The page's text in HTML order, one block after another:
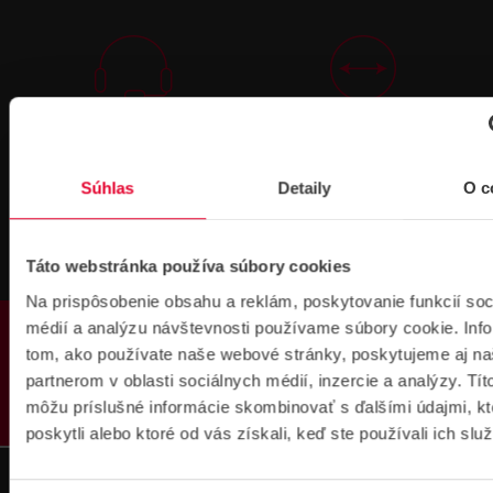
Súhlas Detaily O
Táto webstránka používa súbory cookies
Na prispôsobenie obsahu a reklám, poskytovanie funkcií
médií a analýzu návštevnosti používame súbory cookie.
tom, ako používate naše webové stránky, poskytujeme aj
partnerom v oblasti sociálnych médií, inzercie a analýzy.
môžu príslušné informácie skombinovať s ďalšími údajmi,
poskytli alebo ktoré od vás získali, keď ste používali ich
PRODUKTY
Súbory
na stiahnutie